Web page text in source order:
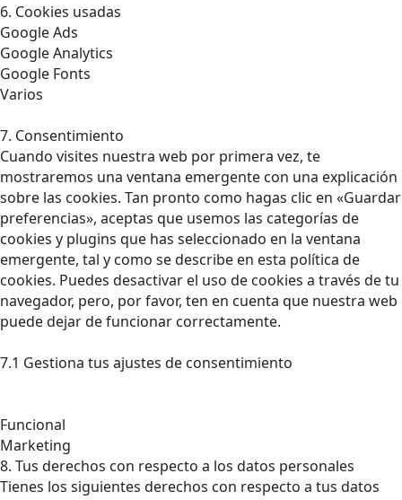
6. Cookies usadas
Google Ads
Google Analytics
Google Fonts
Varios
7. Consentimiento
Cuando visites nuestra web por primera vez, te
mostraremos una ventana emergente con una explicación
sobre las cookies. Tan pronto como hagas clic en «Guardar
preferencias», aceptas que usemos las categorías de
cookies y plugins que has seleccionado en la ventana
emergente, tal y como se describe en esta política de
cookies. Puedes desactivar el uso de cookies a través de tu
navegador, pero, por favor, ten en cuenta que nuestra web
puede dejar de funcionar correctamente.
7.1 Gestiona tus ajustes de consentimiento
Funcional
Marketing
8. Tus derechos con respecto a los datos personales
Tienes los siguientes derechos con respecto a tus datos